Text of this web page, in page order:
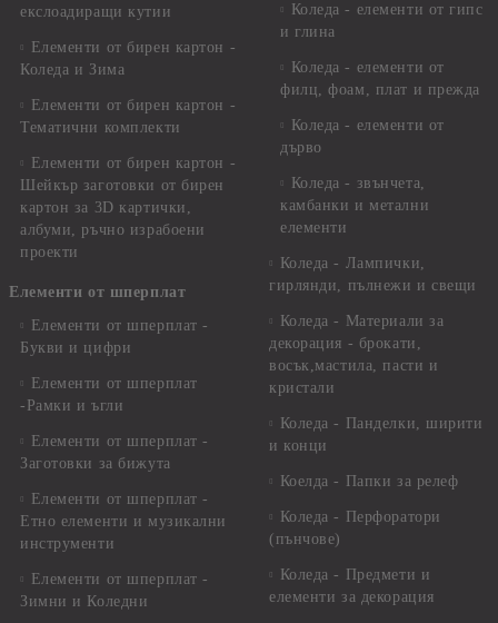
екслоадиращи кутии
Елементи от бирен картон -
Коледа и Зима
Елементи от бирен картон -
Тематични комплекти
Елементи от бирен картон -
Шейкър заготовки от бирен
картон за 3D картички,
албуми, ръчно израбоени
проекти
Елементи от шперплат
Елементи от шперплат -
Букви и цифри
Елементи от шперплат
-Рамки и ъгли
Елементи от шперплат -
Заготовки за бижута
Елементи от шперплат -
Етно елементи и музикални
инструменти
Елементи от шперплат -
Зимни и Коледни
Коледа - елементи от гипс
и глина
Коледа - елементи от
филц, фоам, плат и прежда
Коледа - елементи от
дърво
Коледа - звънчета,
камбанки и метални
елементи
Коледа - Лампички,
гирлянди, пълнежи и свещи
Коледа - Материали за
декорация - брокати,
восък,мастила, пасти и
кристали
Коледа - Панделки, ширити
и конци
Коелда - Папки за релеф
Коледа - Перфоратори
(пънчове)
Коледа - Предмети и
елементи за декорация